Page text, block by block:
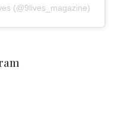
(@9lives_magazine)